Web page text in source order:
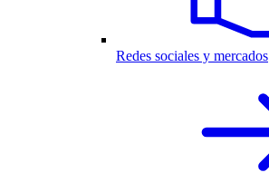
Redes sociales y mercados